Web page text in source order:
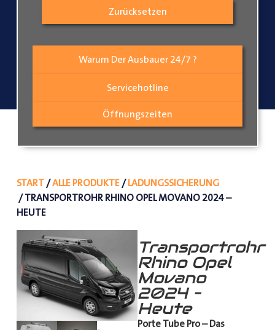
Warum Der Ausbauer 24/7 ?
Servicehotline
Öffnungszeiten
Zurücksetzen
START/ALLE PRODUKTE/LADUNGSSICHERUNG
/ TRANSPORTROHR RHINO OPEL MOVANO 2024 –
HEUTE
Transportrohr
Rhino Opel
Movano
2024 –
Heute
Porte Tube Pro – Das